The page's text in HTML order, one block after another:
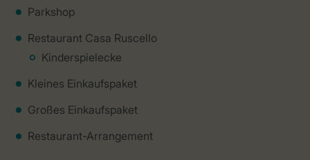
Parkshop
Restaurant Casa Ruscello
Kinderspielecke
Kleines Einkaufspaket
Großes Einkaufspaket
Restaurant-Arrangement